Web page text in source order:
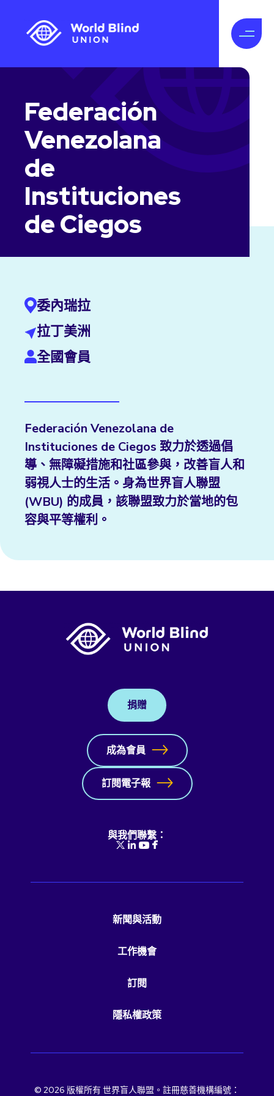
Federación
Venezolana
de
Instituciones
de Ciegos
委內瑞拉
拉丁美洲
全國會員
Federación Venezolana de
Instituciones de Ciegos 致力於透過倡
導、無障礙措施和社區參與，改善盲人和
弱視人士的生活。身為世界盲人聯盟
(WBU) 的成員，該聯盟致力於當地的包
容與平等權利。
捐贈
成為會員
訂閱電子報
與我們聯繫：
新聞與活動
工作機會
訂閱
隱私權政策
© 2026 版權所有 世界盲人聯盟。註冊慈善機構編號：